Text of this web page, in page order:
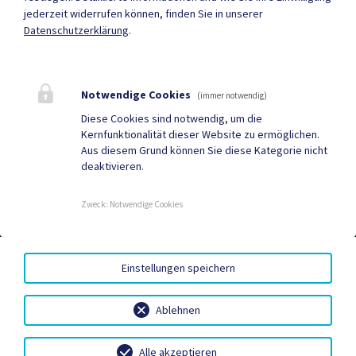
Quicklinks
Tourismus
Gemeindezeitung
AMTSSIGNATUR|BARRIEREFREIHEIT|DATENSCHUTZ|
SITEMAP|IMPRESSUM
jederzeit widerrufen können, finden Sie in unserer
Datenschutzerklärung.
Notwendige Cookies (immer notwendig)
Diese Cookies sind notwendig, um die
Kernfunktionalität dieser Website zu ermöglichen.
Aus diesem Grund können Sie diese Kategorie nicht
deaktivieren.
Zweck: Notwendige Cookies
Ablehnen
Einstellungen speichern
Alle akzeptieren